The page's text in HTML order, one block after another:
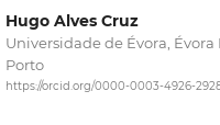
Hugo Alves Cruz
Universidade de Évora, Évora
Porto
https://orcid.org/0000-0003-4926-